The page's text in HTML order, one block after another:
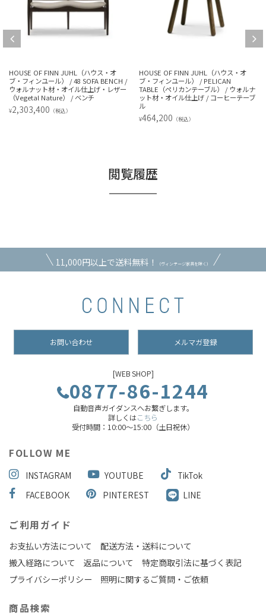
HOUSE OF FINN JUHL（ハウス・オ
ブ・フィンユール） / PELICAN
TABLE（ペリカンテーブル） / ウォルナ
ット材・オイル仕上げ / コーヒーテーブ
ル
464,200
HOUSE OF FINN JUHL（ハウス・オ
ブ・フィンユール） / 53 CHAIR / チー
ク材・オイル仕上げ / Moss 0020（モ
ス） / ラウンジチェア
¥1,478,400
閲覧履歴
11,000円以上で送料無料！ （ヴィンテージ家具を除く）
お問い合わせ メルマガ登録
[WEB SHOP]
0877-86-1244
自動音声ガイダンスへお繋ぎします。
詳しくはこちら
受付時間：10:00～15:00（土日祝休）
FOLLOW ME
INSTAGRAM YOUTUBE
TikTok
FACEBOOK
PINTEREST LINE
ご利用ガイド
お支払い方法について
配送方法・送料について
搬入経路について
返品について
特定商取引法に基づく表記
プライバシーポリシー
照明に関するご質問・ご依頼
商品検索